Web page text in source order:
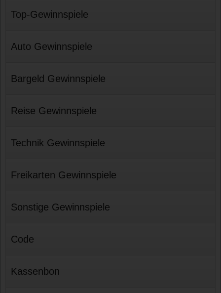
Top-Gewinnspiele
Auto Gewinnspiele
Bargeld Gewinnspiele
Reise Gewinnspiele
Technik Gewinnspiele
Freikarten Gewinnspiele
Sonstige Gewinnspiele
Code
Kassenbon